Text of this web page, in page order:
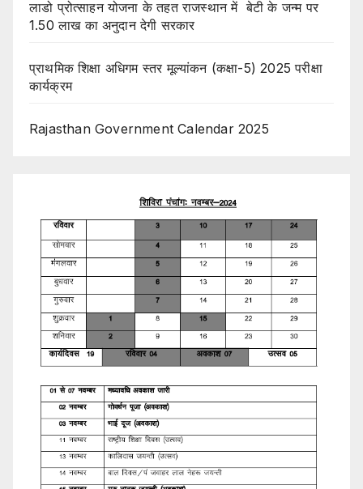
लाडो प्रोत्साहन योजना के तहत राजस्थान में बेटी के जन्म पर
1.50 लाख का अनुदान देगी सरकार
प्राथमिक शिक्षा अधिगम स्तर मूल्यांकन (कक्षा-5) 2025 परीक्षा
कार्यक्रम
Rajasthan Government Calendar 2025